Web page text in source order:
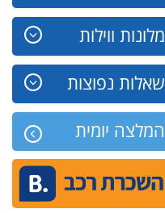
מלונות ווילות
שאלות נפוצות
המלצה יומית